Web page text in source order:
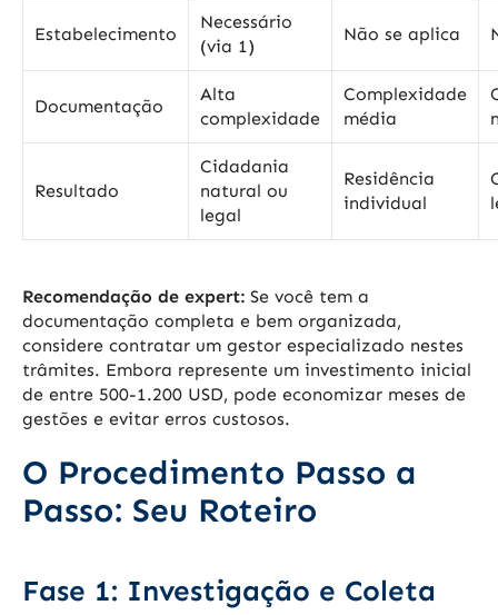
Estabelecimento
Necessário
(via 1)
Não se aplica
Documentação
Alta
complexidade
Complexidade
média
Resultado
Cidadania
natural ou
legal
Residência
individual
Recomendação de expert: Se você tem a
documentação completa e bem organizada,
considere contratar um gestor especializado nestes
trâmites. Embora represente um investimento inicial
de entre 500-1.200 USD, pode economizar meses de
gestões e evitar erros custosos.
O Procedimento Passo a
Passo: Seu Roteiro
Fase 1: Investigação e Coleta